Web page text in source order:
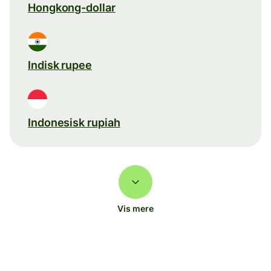
Hongkong-dollar
Indisk rupee
Indonesisk rupiah
Vis mere